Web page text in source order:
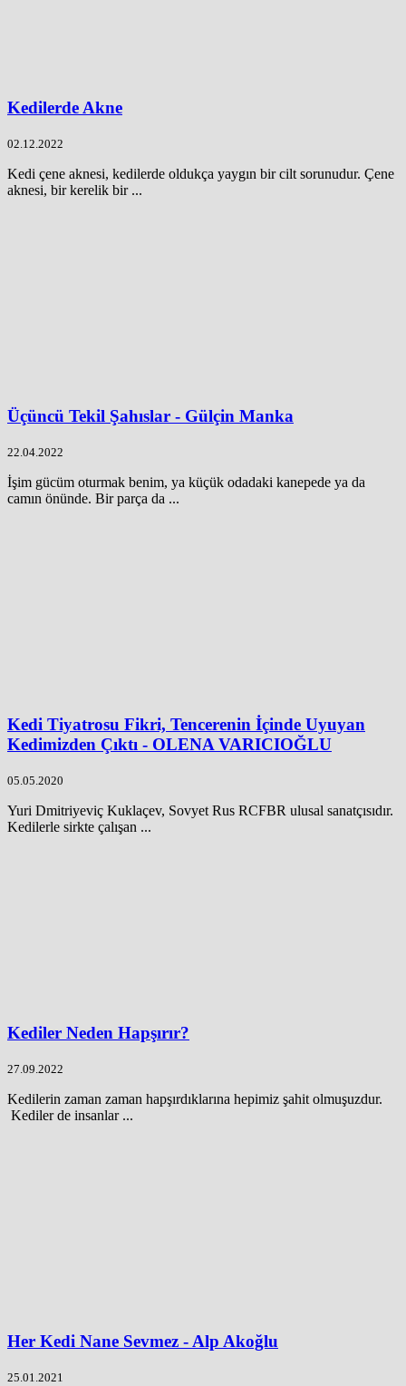
Kedilerde Akne
02.12.2022
Kedi çene aknesi, kedilerde oldukça yaygın bir cilt sorunudur. Çene
aknesi, bir kerelik bir ...
Üçüncü Tekil Şahıslar - Gülçin Manka
22.04.2022
İşim gücüm oturmak benim, ya küçük odadaki kanepede ya da
camın önünde. Bir parça da ...
Kedi Tiyatrosu Fikri, Tencerenin İçinde Uyuyan
Kedimizden Çıktı - OLENA VARICIOĞLU
05.05.2020
Yuri Dmitriyeviç Kuklaçev, Sovyet Rus RCFBR ulusal sanatçısıdır.
Kedilerle sirkte çalışan ...
Kediler Neden Hapşırır?
27.09.2022
Kedilerin zaman zaman hapşırdıklarına hepimiz şahit olmuşuzdur.
Kediler de insanlar ...
Her Kedi Nane Sevmez - Alp Akoğlu
25.01.2021